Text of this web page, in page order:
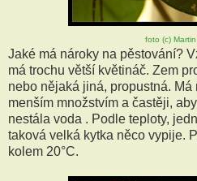
foto (c)
Jaké má nároky na pěstování?
má trochu větší květináč. Zem
nebo nějaká jiná, propustná. Má
menším množstvím a častěji,
nestála voda . Podle teploty,
taková velká kytka něco vypije.
kolem 20°C.